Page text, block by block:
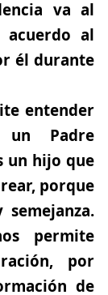
va al
acuerdo al
él durante
entender
Padre
un hijo que
porque
permite
por
de